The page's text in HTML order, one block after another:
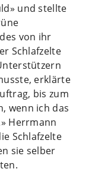
und stellte
von ihr
Schlafzelte
erklärte
bis zum
wenn ich das
Herrmann
Schlafzelte
sie selber